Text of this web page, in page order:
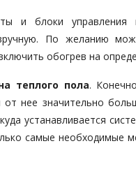
и блоки управления
По желанию
обогрев на
теплого пола.
нее значительно
устанавливается
самые необходимые